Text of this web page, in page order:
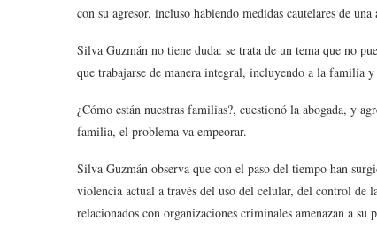
con su agresor, incluso habiendo medidas cautelares de
Silva Guzmán no tiene duda: se trata de un tema que no
que trabajarse de manera integral, incluyendo a la familia
¿Cómo están nuestras familias?, cuestionó la abogada, y
familia, el problema va empeorar.
Silva Guzmán observa que con el paso del tiempo han
violencia actual a través del uso del celular, del control de
relacionados con organizaciones criminales amenazan a